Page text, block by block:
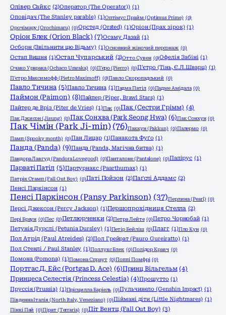
Олівер Сайкс (2)Оператор (The Operator)) (1)
Оповідач (The Stanley parable) (1)Оптімус Прайм (Optimus Prime) (0)
Орочімару (Orochimaru) (0)Орстед (Orsted) (1)Оріон (Прах зірок) (1)
Оріон Блек (Orion Black) (7)Осаму Дазай (1)
Осборн (Звільнити цю Відьму) (1)Основний жіночий персонаж (0)
Остап Вишня (1)Остап Чупарський (2)Отто Сувен (0)Офелія Забіні (1)
Очако Урарака (Ochaco Uraraka) (0)П'єро (Pierro) (0)П'єтро (Тінь, Є.Л.Шварц) (1)
П'єтро Максимофф (Pietro Maximoff) (0)Павло Скоропадський (0)
Павло Тичина (5)Павло Тичина (1)Падма Патіл (0)Падме Амідала (0)
Паймон (Paimon) (8)Пайпер (Piper, Brawl Stars) (1)
Пайтер де Вріз (Piter de Vries) (1)Пак (0)Пак (Сестри Грімм) (4)
Пак Джисон (Jisung) (0)Пак Сонхва (Park Seong Hwa) (6)Пак Сонхун (0)
Пак Чімін (Park Ji-min) (76)Паккун (Pakkun) (0)Палермо (0)
Памп (Spooky month) (0)Пан Лицар (1)Панакота Фуґо (1)
Панда (Panda) (9)Панда (Panda, Магічна битва) (1)
Пандора Лавгуд (Pandora Lovegood) (0)Панталоне (Pantalone) (0)Папірус (1)
Парваті Патіл (5)Партурнакс (Paarthurnax) (1)
Патрік Стамп (Fall Out Boy) (0)Паті Пойзон (2)Паґслі Аддамс (2)
Пенсі Паркінсон (1)
Пенсі Паркінсон (Pansy Parkinson) (37)Перлина (Pearl) (0)
Персі Джексон (Percy Jackson) (1)Першопрохідниця Стелла (2)
Пері Браун (0)Пес (0)Петлюрченки (2)Петра Лейте (0)Петро Чорнобай (1)
Петунія Дурслі (Petunia Dursley) (1)Петір Бейліш (0)Плагг (1)Пло Кун (0)
Пол Атрід (Paul Atreides) (2)Пол Грейрат (Pauro Gureiratto) (1)
Пол Стенлі / Paul Stanley (1)Поллукс Блек (0)Полідор Кравч (0)
Помона (Pomona) (1)Помона Спраут (0)Поппі Помфрі (0)
Портгас Д. Ейс (Portgas D. Ace) (6)Принц Вільгельм (4)
Принцеса Селестія (Princess Celestia) (4)Прошутто (1)
Пруссія (Prussia) (1)Прісцилла Баріель (0)Пульчинело (Genshin Impact) (1)
Південна Італія (North Italy, Veneziano) (0)Піймані діти (Little Nightmares) (1)
Пінкі Пай (0)Пірат (Terraria) (0)Піт Вентц (Fall Out Boy) (3)